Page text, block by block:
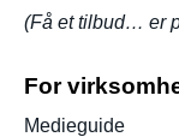
(Få et tilbud… er
For
Medieguide